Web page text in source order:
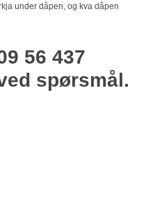
under dåpen, og kva dåpen
56 437
spørsmål.